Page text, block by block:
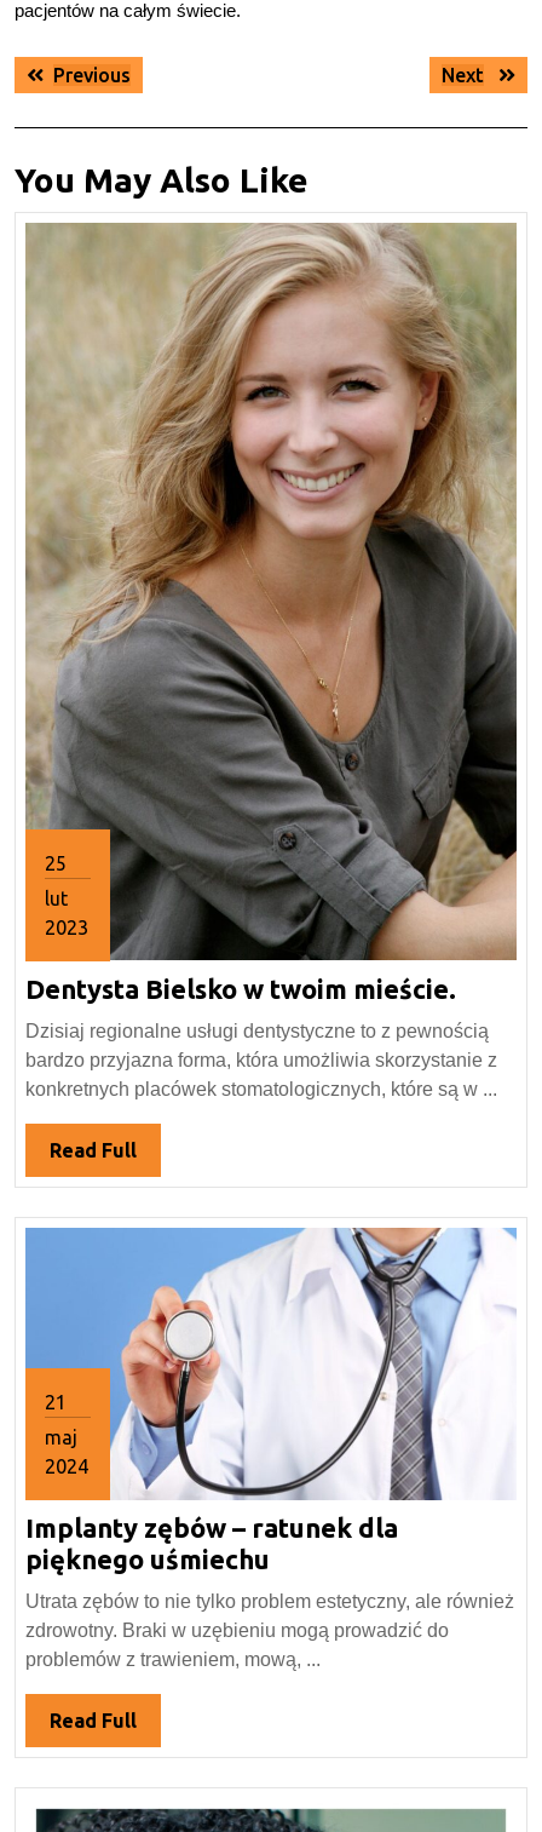
pacjentów na całym świecie.
Nawigacja
wpisu
Previous Next
Next
You May Also Like
25
lut
2023
lutego
Dentysta Bielsko w twoim mieście.
w
twoim
Dzisiaj regionalne usługi dentystyczne to z pewnością
bardzo przyjazna forma, która umożliwia skorzystanie z
konkretnych placówek stomatologicznych, które są w ...
Read Full
Full
21
maj
2024
maja
2024
Implanty zębów – ratunek dla
pięknego uśmiechu
zębów
–
ratunek
Utrata zębów to nie tylko problem estetyczny, ale również
zdrowotny. Braki w uzębieniu mogą prowadzić do
problemów z trawieniem, mową, ...
Read FullRead
Full